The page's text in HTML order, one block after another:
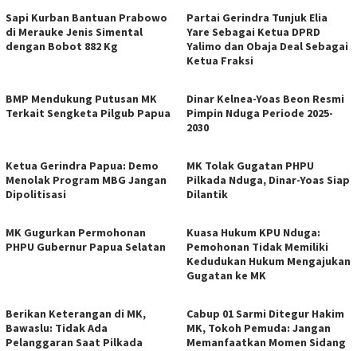
Sapi Kurban Bantuan Prabowo
di Merauke Jenis Simental
dengan Bobot 882 Kg
Partai Gerindra Tunjuk Elia
Yare Sebagai Ketua DPRD
Yalimo dan Obaja Deal Sebagai
Ketua Fraksi
BMP Mendukung Putusan MK
Terkait Sengketa Pilgub Papua
Dinar Kelnea-Yoas Beon Resmi
Pimpin Nduga Periode 2025-
2030
Ketua Gerindra Papua: Demo
Menolak Program MBG Jangan
Dipolitisasi
MK Tolak Gugatan PHPU
Pilkada Nduga, Dinar-Yoas Siap
Dilantik
MK Gugurkan Permohonan
PHPU Gubernur Papua Selatan
Kuasa Hukum KPU Nduga:
Pemohonan Tidak Memiliki
Kedudukan Hukum Mengajukan
Gugatan ke MK
Berikan Keterangan di MK,
Bawaslu: Tidak Ada
Pelanggaran Saat Pilkada
Cabup 01 Sarmi Ditegur Hakim
MK, Tokoh Pemuda: Jangan
Memanfaatkan Momen Sidang